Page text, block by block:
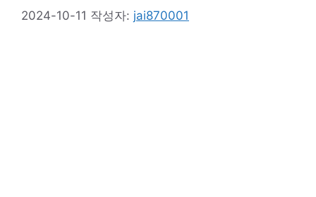
2024-10-11 작성자: jai870001